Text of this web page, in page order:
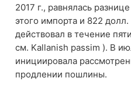
2017 г., равнялась
этого импорта и 822
действовал в течение
см. Kallanish passim ). В
инициировала
продлении пошлины.